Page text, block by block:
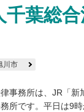
滝上町 紋別郡興部
東郡音更町
路町 厚岸郡厚岸町
千葉総
川市
事務所は、JR「新
所です。平日は9